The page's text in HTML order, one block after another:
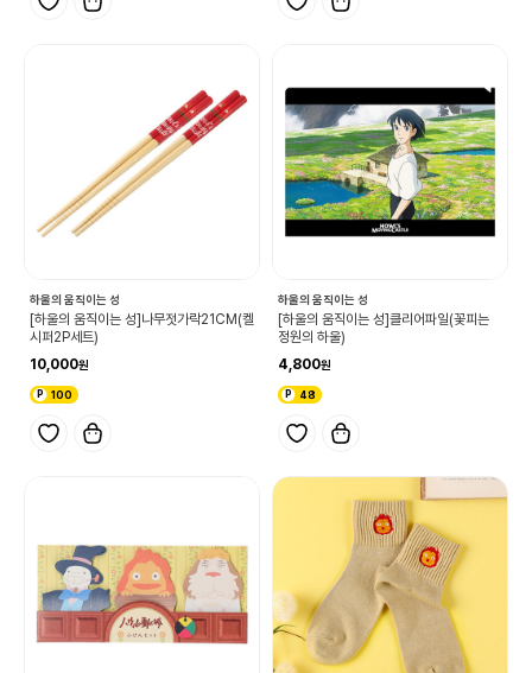
하울의 움직이는 성
[하울의 움직이는 성]나무젓가락21CM(켈
시퍼2P세트)
10,000
100
하울의 움직이는 성
[하울의 움직이는 성]클리어파일(꽃피는
정원의 하울)
4,800
48